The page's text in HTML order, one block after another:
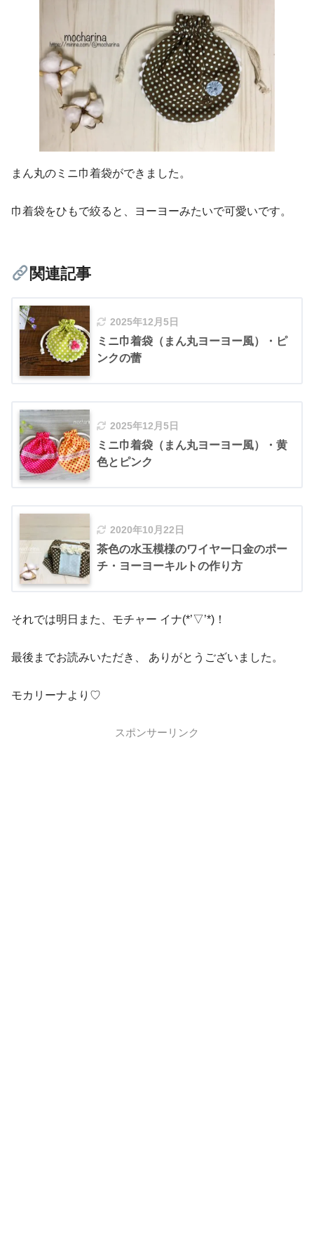
まん丸のミニ巾着袋ができました。
巾着袋をひもで絞ると、ヨーヨーみたいで可愛いです。
関連記事
2025年12月5日
ミニ巾着袋（まん丸ヨーヨー風）・ピ
ンクの蕾
2025年12月5日
ミニ巾着袋（まん丸ヨーヨー風）・黄
色とピンク
2020年10月22日
茶色の水玉模様のワイヤー口金のポー
チ・ヨーヨーキルトの作り方
それでは明日また、モチャー イナ(*’▽’*)！
最後までお読みいただき、 ありがとうございました。
モカリーナより♡
スポンサーリンク